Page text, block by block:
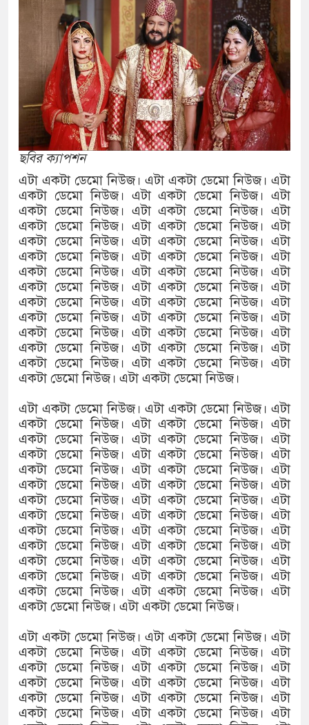
ছবির ক্যাপশন
এটা একটা ডেমো নিউজ। এটা একটা ডেমো নিউজ। এটা
একটা ডেমো নিউজ। এটা একটা ডেমো নিউজ। এটা
একটা ডেমো নিউজ। এটা একটা ডেমো নিউজ। এটা
একটা ডেমো নিউজ। এটা একটা ডেমো নিউজ। এটা
একটা ডেমো নিউজ। এটা একটা ডেমো নিউজ। এটা
একটা ডেমো নিউজ। এটা একটা ডেমো নিউজ। এটা
একটা ডেমো নিউজ। এটা একটা ডেমো নিউজ। এটা
একটা ডেমো নিউজ। এটা একটা ডেমো নিউজ। এটা
একটা ডেমো নিউজ। এটা একটা ডেমো নিউজ। এটা
একটা ডেমো নিউজ। এটা একটা ডেমো নিউজ। এটা
একটা ডেমো নিউজ। এটা একটা ডেমো নিউজ। এটা
একটা ডেমো নিউজ। এটা একটা ডেমো নিউজ। এটা
একটা ডেমো নিউজ। এটা একটা ডেমো নিউজ। এটা
একটা ডেমো নিউজ। এটা একটা ডেমো নিউজ।
এটা একটা ডেমো নিউজ। এটা একটা ডেমো নিউজ। এটা
একটা ডেমো নিউজ। এটা একটা ডেমো নিউজ। এটা
একটা ডেমো নিউজ। এটা একটা ডেমো নিউজ। এটা
একটা ডেমো নিউজ। এটা একটা ডেমো নিউজ। এটা
একটা ডেমো নিউজ। এটা একটা ডেমো নিউজ। এটা
একটা ডেমো নিউজ। এটা একটা ডেমো নিউজ। এটা
একটা ডেমো নিউজ। এটা একটা ডেমো নিউজ। এটা
একটা ডেমো নিউজ। এটা একটা ডেমো নিউজ। এটা
একটা ডেমো নিউজ। এটা একটা ডেমো নিউজ। এটা
একটা ডেমো নিউজ। এটা একটা ডেমো নিউজ। এটা
একটা ডেমো নিউজ। এটা একটা ডেমো নিউজ। এটা
একটা ডেমো নিউজ। এটা একটা ডেমো নিউজ। এটা
একটা ডেমো নিউজ। এটা একটা ডেমো নিউজ। এটা
একটা ডেমো নিউজ। এটা একটা ডেমো নিউজ।
এটা একটা ডেমো নিউজ। এটা একটা ডেমো নিউজ। এটা
একটা ডেমো নিউজ। এটা একটা ডেমো নিউজ। এটা
একটা ডেমো নিউজ। এটা একটা ডেমো নিউজ। এটা
একটা ডেমো নিউজ। এটা একটা ডেমো নিউজ। এটা
একটা ডেমো নিউজ। এটা একটা ডেমো নিউজ। এটা
একটা ডেমো নিউজ। এটা একটা ডেমো নিউজ। এটা